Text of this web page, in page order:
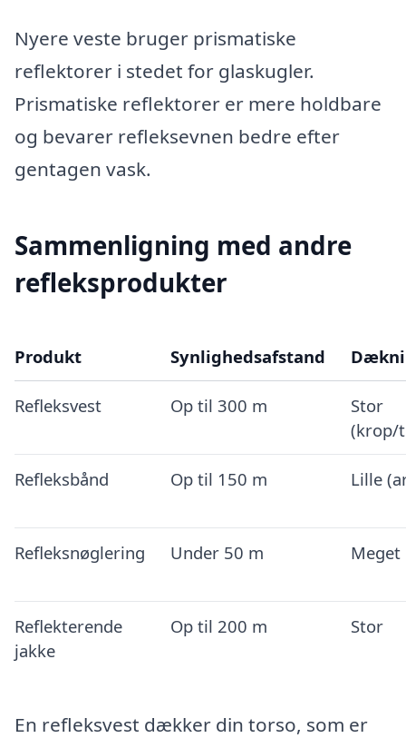
Nyere veste bruger prismatiske
reflektorer i stedet for glaskugler.
Prismatiske reflektorer er mere holdbare
og bevarer refleksevnen bedre efter
gentagen vask.
Sammenligning med andre
refleksprodukter
Produkt Synlighedsafstand
Refleksvest Op til 300 m
Stor
(krop/
Refleksbånd Op til 150 m Lille
Refleksnøglering Under 50 m Meget
Reflekterende
jakke
Op til 200 m Stor
En refleksvest dækker din torso, som er